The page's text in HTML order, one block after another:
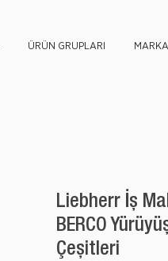
ÜRÜN GRUPLARI
Liebherr İş
BERCO
Çeşitleri